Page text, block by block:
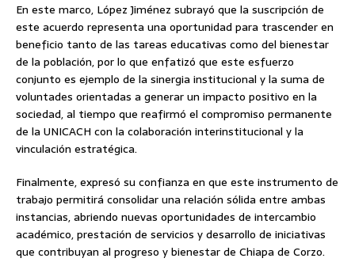
En este marco, López Jiménez subrayó que la suscripción de
este acuerdo representa una oportunidad para trascender en
beneficio tanto de las tareas educativas como del bienestar
de la población, por lo que enfatizó que este esfuerzo
conjunto es ejemplo de la sinergia institucional y la suma de
voluntades orientadas a generar un impacto positivo en la
sociedad, al tiempo que reafirmó el compromiso permanente
de la UNICACH con la colaboración interinstitucional y la
vinculación estratégica.
Finalmente, expresó su confianza en que este instrumento de
trabajo permitirá consolidar una relación sólida entre ambas
instancias, abriendo nuevas oportunidades de intercambio
académico, prestación de servicios y desarrollo de iniciativas
que contribuyan al progreso y bienestar de Chiapa de Corzo.